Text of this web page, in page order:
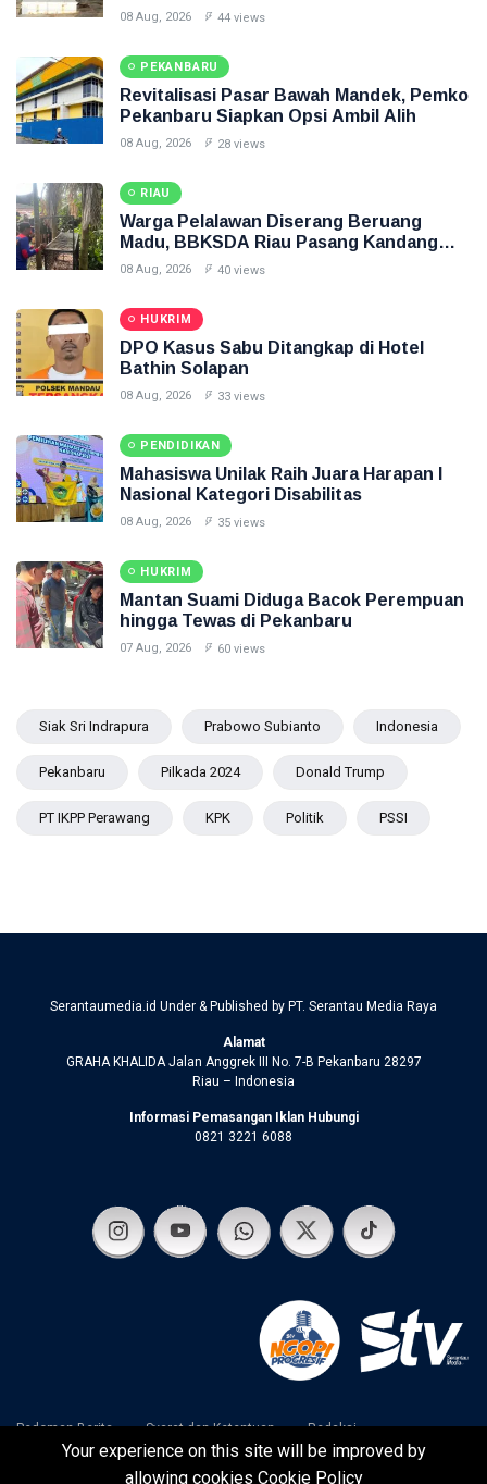
08 Aug, 2026 44 views
PEKANBARU
Revitalisasi Pasar Bawah Mandek, Pemko
Pekanbaru Siapkan Opsi Ambil Alih
08 Aug, 2026 28 views
RIAU
Warga Pelalawan Diserang Beruang
Madu, BBKSDA Riau Pasang Kandang
Jebak
08 Aug, 2026 40 views
HUKRIM
DPO Kasus Sabu Ditangkap di Hotel
Bathin Solapan
08 Aug, 2026 33 views
PENDIDIKAN
Mahasiswa Unilak Raih Juara Harapan I
Nasional Kategori Disabilitas
08 Aug, 2026 35 views
HUKRIM
Mantan Suami Diduga Bacok Perempuan
hingga Tewas di Pekanbaru
07 Aug, 2026 60 views
Siak Sri Indrapura Prabowo Subianto Indonesia
Pekanbaru Pilkada 2024 Donald Trump
PT IKPP Perawang KPK Politik PSSI
Serantaumedia.id Under & Published by PT. Serantau Media Raya
Alamat
GRAHA KHALIDA Jalan Anggrek III No. 7-B Pekanbaru 28297
Riau – Indonesia
Informasi Pemasangan Iklan Hubungi
0821 3221 6088
Pedoman Berita Syarat dan Ketentuan
Redaksi
Disclaimer
Kebijakan Privasi
Your experience on this site will be improved by
allowing cookies Cookie Policy